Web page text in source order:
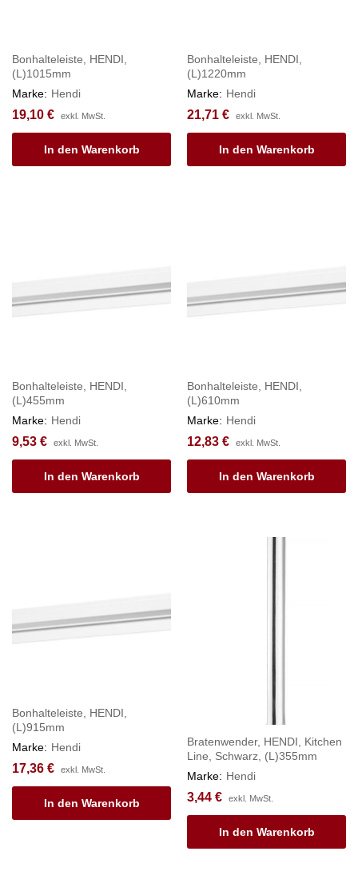
Bonhalteleiste, HENDI,
(L)1015mm
Marke: Hendi
19,10 € exkl. MwSt.
In den Warenkorb
Bonhalteleiste, HENDI,
(L)1220mm
Marke: Hendi
21,71 € exkl. MwSt.
In den Warenkorb
Bonhalteleiste, HENDI,
(L)455mm
Marke: Hendi
9,53 € exkl. MwSt.
In den Warenkorb
Bonhalteleiste, HENDI,
(L)610mm
Marke: Hendi
12,83 € exkl. MwSt.
In den Warenkorb
Bonhalteleiste, HENDI,
(L)915mm
Marke: Hendi
17,36 € exkl. MwSt.
In den Warenkorb
Bratenwender, HENDI, Kitchen
Line, Schwarz, (L)355mm
Marke: Hendi
3,44 € exkl. MwSt.
In den Warenkorb